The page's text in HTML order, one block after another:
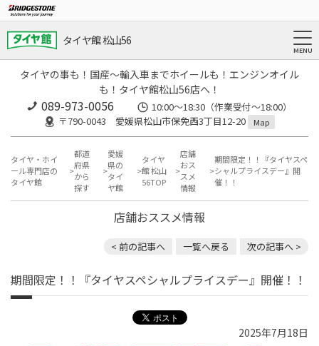
タイヤ館 松山56
タイヤの事も！国産～輸入車までホイールも！エンジンオイル
も！タイヤ館松山56店へ！
089-973-0056
10:00～18:30（作業受付～18:00）
〒790-0043 愛媛県松山市保免西3丁目12-20
Map
タイヤ・ホイ
ール専門店の
タイヤ館
都道
府県
から
探す
愛媛
県の
タイ
ヤ館
タイヤ
館 松山
56TOP
店舗
おス
スメ
情報
期間限定！！『タイヤスペ
シャルプライスデー』開
催！！
店舗おススメ情報
< 前の記事へ 一覧へ戻る 次の記事へ >
期間限定！！『タイヤスペシャルプライスデー』開催！！
2025年7月18日